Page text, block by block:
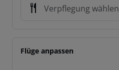
Verpflegung wählen
Flüge anpassen